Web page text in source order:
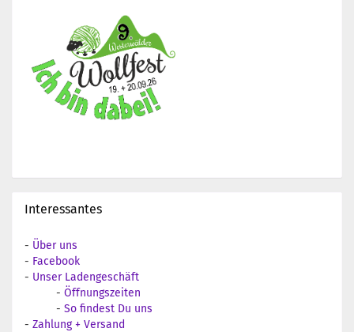
Interessantes
- Über uns
- Facebook
- Unser Ladengeschäft
- Öffnungszeiten
- So findest Du uns
- Zahlung + Versand